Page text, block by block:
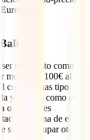
A
tan barato como tú
menos de 100€ al
con piscinas tipo
y sentirte como en
o, si quieres
en una de ellas.
suelen ocupar otros